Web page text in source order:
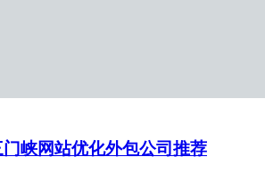
门峡网站优化外包公司推荐